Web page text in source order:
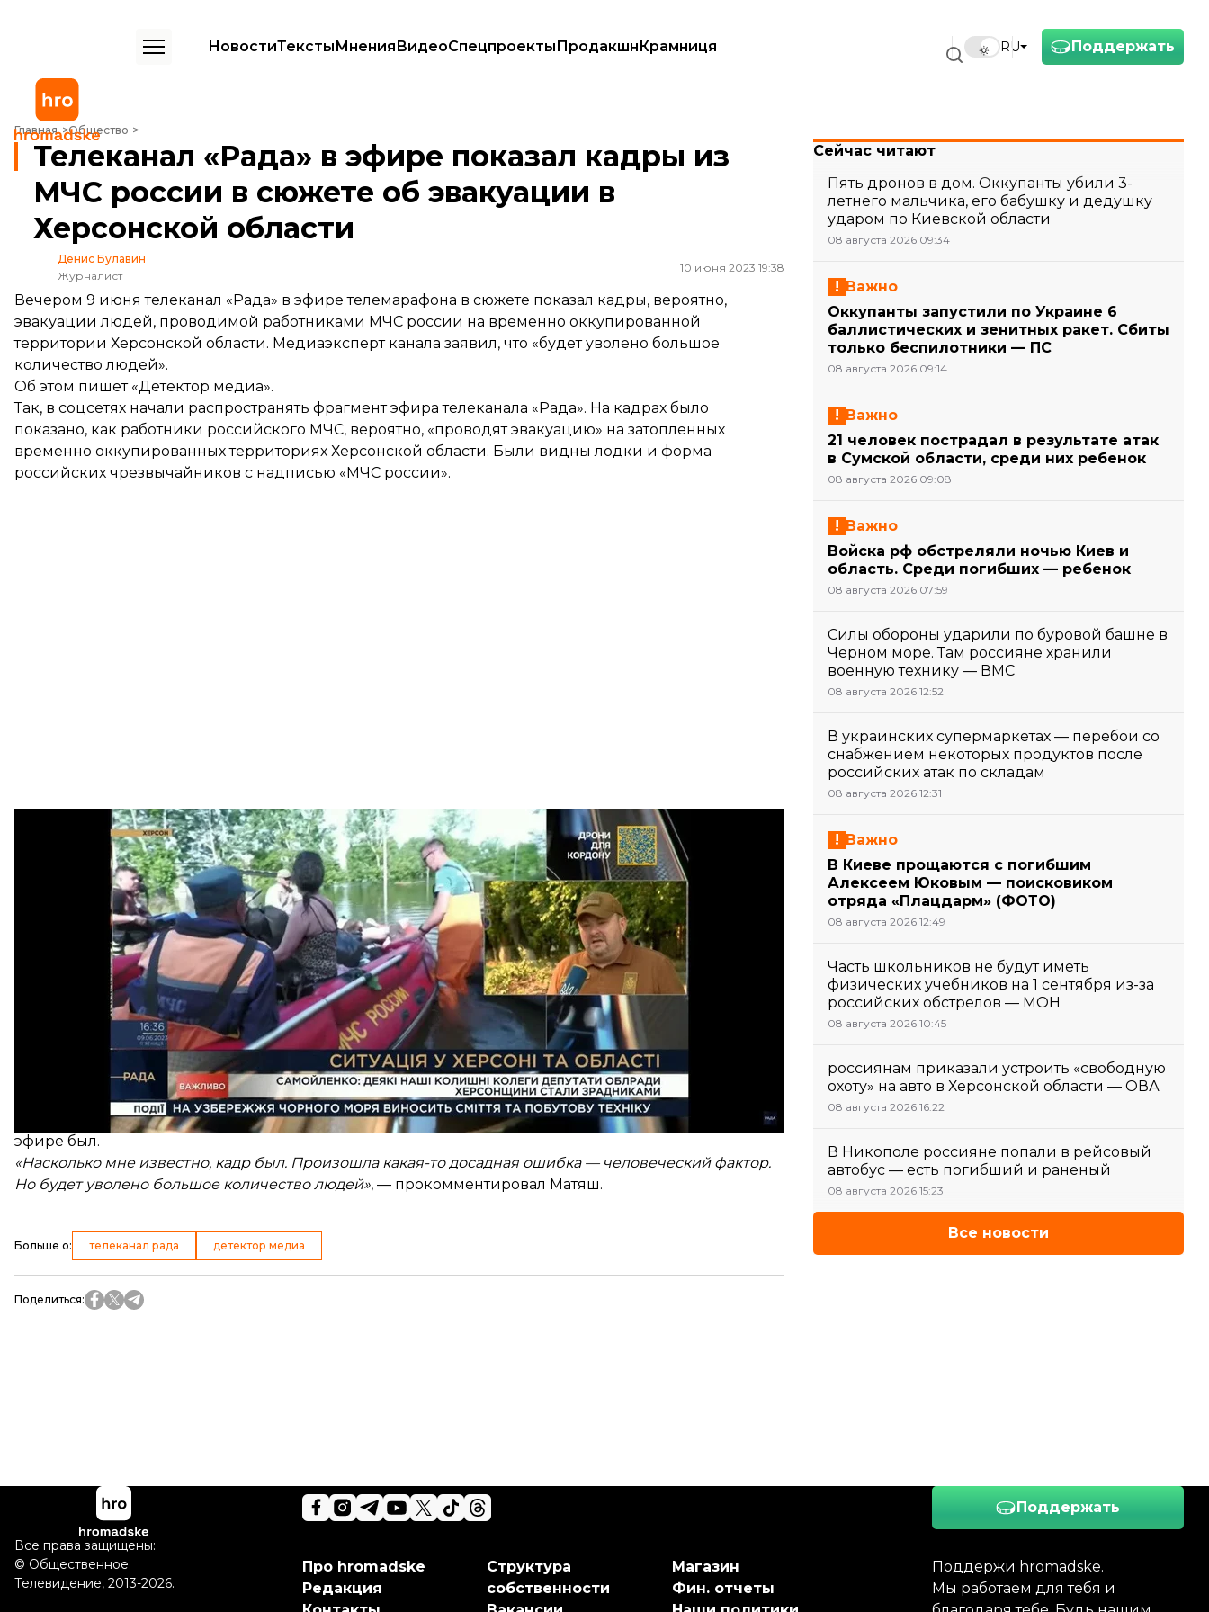
Поддержать
RU
НовостиТекстыМненияВидеоСпецпроектыПродакшнКрамниця
Главная Общество
Телеканал «Рада» в эфире показал кадры из МЧС россии в сюжете об эвакуации в Херсонской области
Телеканал «Рада» в эфире показал кадры из
МЧС россии в сюжете об эвакуации в
Херсонской области
Денис Булавин
Журналист
10 июня 2023 19:38
Вечером 9 июня телеканал «Рада» в эфире телемарафона в сюжете показал кадры, вероятно,
эвакуации людей, проводимой работниками МЧС россии на временно оккупированной
территории Херсонской области. Медиаэксперт канала заявил, что «будет уволено большое
количество людей».
Об этом пишет«Детектор медиа».
Так, в соцсетях начали распространять фрагмент эфира телеканала «Рада». На кадрах было
показано, как работники российского МЧС, вероятно, «проводят эвакуацию» на затопленных
временно оккупированных территориях Херсонской области. Были видны лодки и форма
российских чрезвычайников с надписью «МЧС россии».
Кадр из эфира
Скриншот / «Детектор медіа»
Медиаэксперт телеканала «Рада» Владислав Матяш подтвердил «Детектору медиа», что этот кадр в
эфире был.
«Насколько мне известно, кадр был. Произошла какая-то досадная ошибка — человеческий фактор.
Но будет уволено большое количество людей», — прокомментировал Матяш.
Больше о: телеканал рада детектор медиа
Поделиться:
Сейчас читают
Пять дронов в дом. Оккупанты убили 3-
летнего мальчика, его бабушку и дедушку
ударом по Киевской области
08 августа 2026 09:34
Важно
Оккупанты запустили по Украине 6
баллистических и зенитных ракет. Сбиты
только беспилотники — ПС
08 августа 2026 09:14
Важно
21 человек пострадал в результате атак
в Сумской области, среди них ребенок
08 августа 2026 09:08
Важно
Войска рф обстреляли ночью Киев и
область. Среди погибших — ребенок
08 августа 2026 07:59
Силы обороны ударили по буровой башне в
Черном море. Там россияне хранили
военную технику — ВМС
08 августа 2026 12:52
В украинских супермаркетах — перебои со
снабжением некоторых продуктов после
российских атак по складам
08 августа 2026 12:31
Важно
В Киеве прощаются с погибшим
Алексеем Юковым — поисковиком
отряда «Плацдарм» (ФОТО)
08 августа 2026 12:49
Часть школьников не будут иметь
физических учебников на 1 сентября из-за
российских обстрелов — МОН
08 августа 2026 10:45
россиянам приказали устроить «свободную
охоту» на авто в Херсонской области — ОВА
08 августа 2026 16:22
В Никополе россияне попали в рейсовый
автобус — есть погибший и раненый
08 августа 2026 15:23
Все новости
Поддержать
Поддержи hromadske.
Мы работаем для тебя и
Про hromadske
Редакция
Структура
собственности
Магазин
Фин. отчеты
Все права защищены:
© Общественное
Телевидение, 2013-2026.